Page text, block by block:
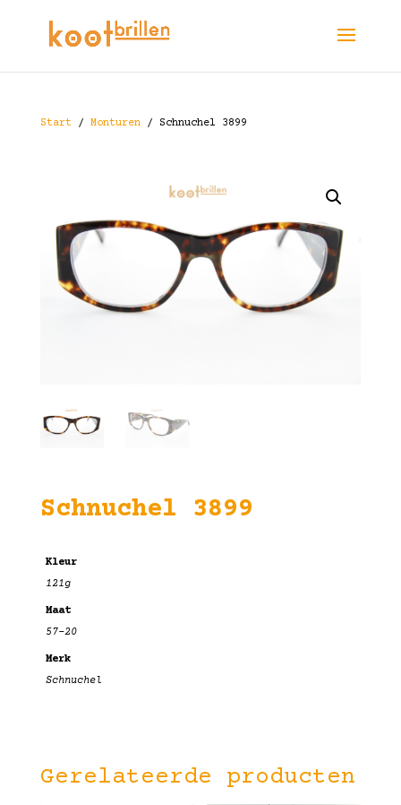
Start/ Monturen/ Schnuchel 3899
Schnuchel 3899
Kleur
121g
Maat
57-20
Merk
Schnuchel
Gerelateerde producten